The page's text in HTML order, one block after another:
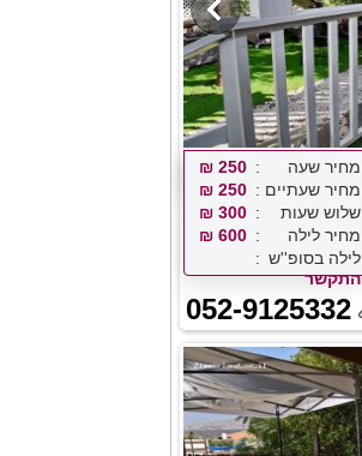
מחיר שעה
250 ₪
מחיר שעתיים
250 ₪
שלוש שעות
300 ₪
מחיר לילה
600 ₪
לילה בסופ''ש
התקשר
052-9125332